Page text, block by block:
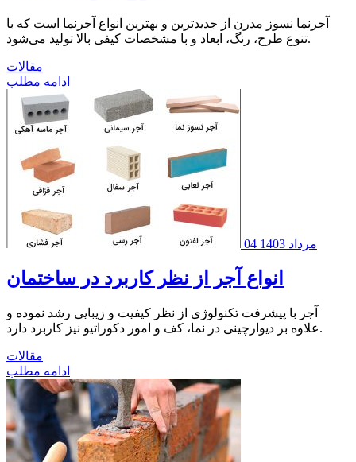
آجرنما نسوز مدرن از جدیدترین و بهترین انواع آجرنما است که با
تنوع طرح، رنگ، ابعاد و با مشخصات کیفی بالا تولید می‌شود.
مقالات
ادامه مطلب
04 مرداد 1403
انواع آجر از نظر کاربرد در ساختمان
آجر با پیشرفت تکنولوژی از نظر کیفیت و زیبایی رشد نموده و
علاوه بر دیوارچینی در نما، کف و امور دکوراتیو نیز کاربرد دارد.
مقالات
ادامه مطلب